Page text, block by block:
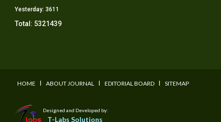
Yesterday: 3611
Total: 5321439
HOME I ABOUT JOURNAL I EDITORIAL BOARD I SITEMAP
Designed and Developed by:
T-Labs Solutions